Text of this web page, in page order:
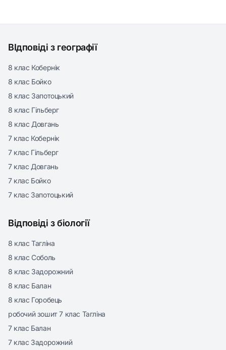
ВІдповіді з географії
8 клас Кобернік
8 клас Бойко
8 клас Запотоцький
8 клас Гільберг
8 клас Довгань
7 клас Кобернік
7 клас Гільберг
7 клас Довгань
7 клас Бойко
7 клас Запотоцький
Відповіді з біології
8 клас Тагліна
8 клас Соболь
8 клас Задорожний
8 клас Балан
8 клас Горобець
робочий зошит 7 клас Тагліна
7 клас Балан
7 клас Задорожний